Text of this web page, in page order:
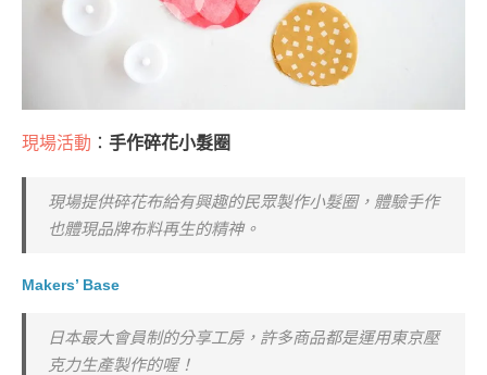
現場活動 ： 手作碎花小髮圈
現場提供碎花布給有興趣的民眾製作小髮圈，體驗手作
也體現品牌布料再生的精神。
Makers’ Base
日本最大會員制的分享工房，許多商品都是運用東京壓
克力生產製作的喔！